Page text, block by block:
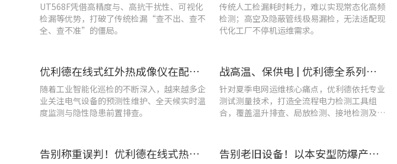
UT568F凭借高精度与、高抗干扰性、可视化
检漏等优势，打破了传统检漏“查不出、查不
全、查不准”的僵局。
传统人工检漏耗时耗力，难以实现常态化高频
检测；高空及隐蔽管线极易漏检，无法适配现
代化工厂不停机运维需求。
优利德在线式红外热成像仪在配电柜运维中的实测应用(系列篇)
随着工业智能化巡检的不断深入，越来越多企
业关注电气设备的预测性维护、全天候实时温
度监测与隐性隐患前置排查。
战高温、保供电 | 优利德全系列电力运维检测工具，助力夏季电网运维更高效
针对夏季电网运维核心痛点，优利德依托专业
测试测量技术，打造全流程电力检测工具组
合，覆盖温升排查、局放检测、接地检测及电
告别称重误判！优利德在线式热成像仪重构新材料铸造注液控制逻辑 告别老旧设备！以本安型防爆产品矩阵与合规检测，守住工矿安全底线